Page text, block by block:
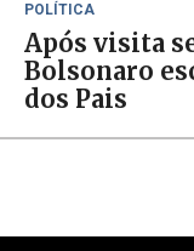
POLÍTICA
Após visita
Bolsonaro
dos Pais